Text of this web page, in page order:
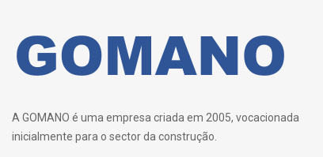
A GOMANO é uma empresa criada em 2005, vocacionada
inicialmente para o sector da construção.